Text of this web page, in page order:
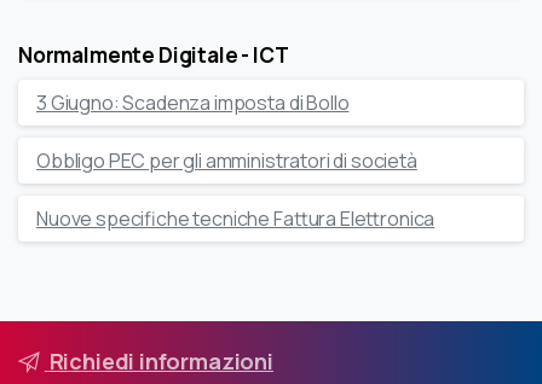
Normalmente Digitale - ICT
3 Giugno: Scadenza imposta di Bollo
Obbligo PEC per gli amministratori di società
Nuove specifiche tecniche Fattura Elettronica
Richiedi informazioni